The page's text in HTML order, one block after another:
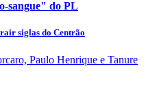
sangue" do PL
siglas do Centrão